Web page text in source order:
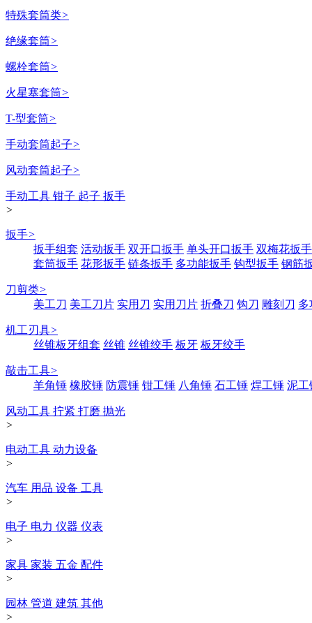
特殊套筒类>
绝缘套筒>
螺栓套筒>
火星塞套筒>
T-型套筒>
手动套筒起子>
风动套筒起子>
手动工具 钳子 起子 扳手
>
扳手>
扳手组套 活动扳手 双开口扳手 单头开口扳手 双梅花扳手
套筒扳手 花形扳手 链条扳手 多功能扳手 钩型扳手 钢筋
刀剪类>
美工刀 美工刀片 实用刀 实用刀片 折叠刀 钩刀 雕刻刀 多
机工刃具>
丝锥板牙组套 丝锥 丝锥绞手 板牙 板牙绞手
敲击工具>
羊角锤 橡胶锤 防震锤 钳工锤 八角锤 石工锤 焊工锤 泥工
风动工具 拧紧 打磨 抛光
>
电动工具 动力设备
>
汽车 用品 设备 工具
>
电子 电力 仪器 仪表
>
家具 家装 五金 配件
>
园林 管道 建筑 其他
>